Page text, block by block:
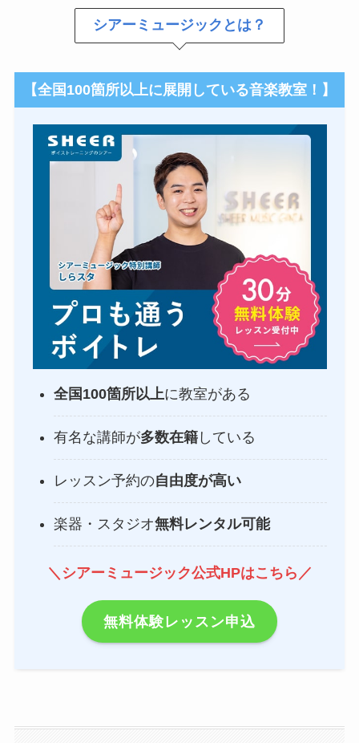
シアーミュージックとは？
【全国100箇所以上に展開している音楽教室！ 】
全国100箇所以上に教室がある
有名な講師が多数在籍 している
レッスン予約の自由度が高い
楽器・スタジオ無料レンタル可能
＼シアーミュージック公式HPはこちら／
無料体験レッスン申込